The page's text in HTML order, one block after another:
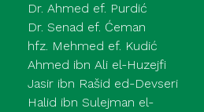
Dr. Ahmed ef. Purdić
Dr. Senad ef. Ćeman
hfz. Mehmed ef. Kudić
Ahmed ibn Ali el-Huzejfi
Jasir ibn Rašid ed-Devseri
Halid ibn Sulejman el-